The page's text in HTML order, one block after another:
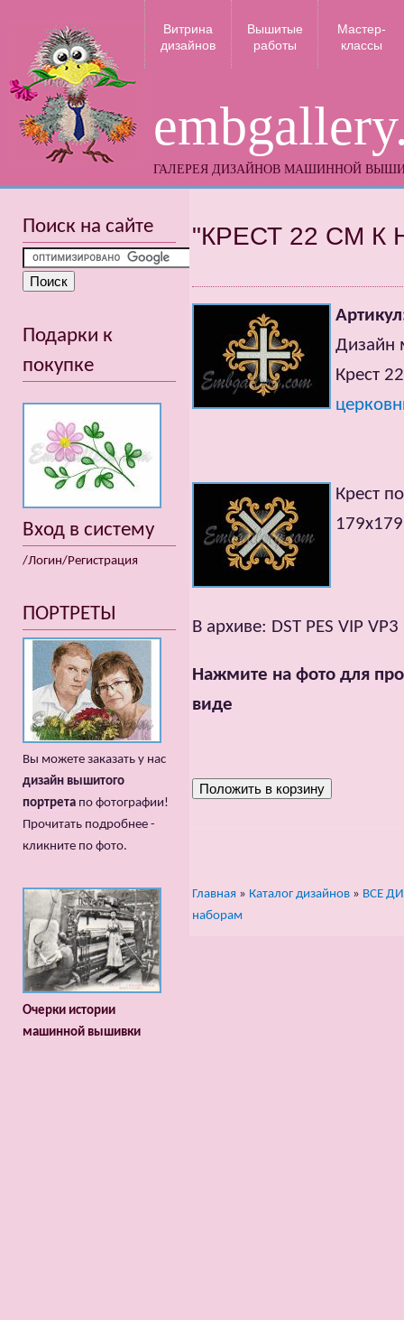
ГАЛЕРЕЯ ДИЗАЙНОВ МАШИННОЙ
Витрина
дизайнов
Вышитые
работы
Мастер-
классы
"КРЕСТ 22 СМ К
Дизайн
Крест
Крест
В архиве: DST PES VIP VP3
Нажмите на фото для
виде
Главная » Каталог дизайнов » ВСЕ
наборам
Поиск на сайте
Подарки к
покупке
Вход в систему
/Логин/Регистрация
ПОРТРЕТЫ
Вы можете заказать у нас
дизайн вышитого
портрета по фотографии!
Прочитать подробнее -
кликните по фото.
Очерки истории
машинной вышивки